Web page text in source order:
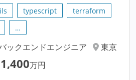
typescript
terraform
…
ックエンドエンジニア
東京
1,400万円